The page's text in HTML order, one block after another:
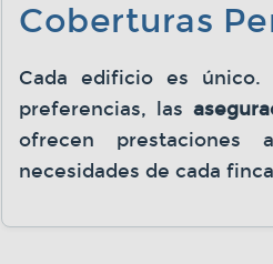
Coberturas
Cada edificio es
preferencias, las
ofrecen
necesidades de cada